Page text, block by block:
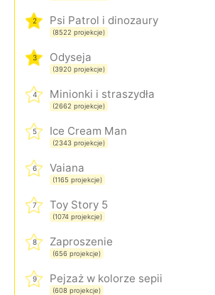
2 Psi Patrol i dinozaury
(8522 projekcje)
3 Odyseja
(3920 projekcje)
4 Minionki i straszydła
(2662 projekcje)
5 Ice Cream Man
(2343 projekcje)
6 Vaiana
(1165 projekcje)
7 Toy Story 5
(1074 projekcje)
8 Zaproszenie
(656 projekcje)
9 Pejzaż w kolorze sepii
(608 projekcje)